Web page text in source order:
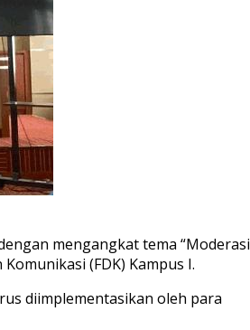
mengangkattema “Moderasi
Komunikasi (FDK) Kampus I.
diimplementasikan oleh para